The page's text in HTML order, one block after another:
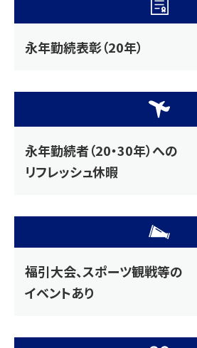
永年勤続表彰（20年）
永年勤続者（20・30年）への
リフレッシュ休暇
福引大会、スポーツ観戦等の
イベントあり